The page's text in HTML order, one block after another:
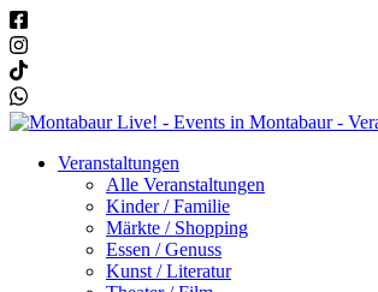
Veranstaltungen
Alle Veranstaltungen
Kinder / Familie
Märkte / Shopping
Essen / Genuss
Kunst / Literatur